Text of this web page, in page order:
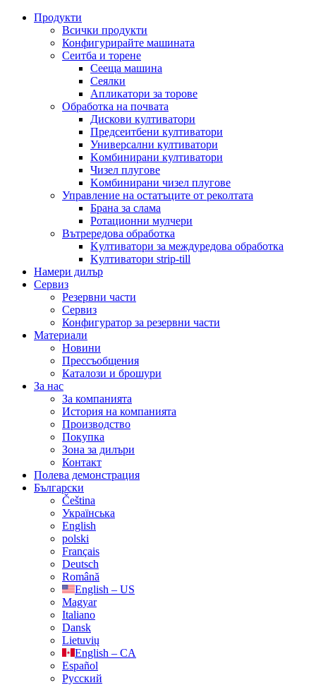
Продукти
Всички продукти
Конфигурирайте машината
Сеитба и торене
Cееща машина
Cеялки
Апликатори за торове
Обработка на почвата
Дискови култиватори
Предсеитбени култиватори
Универсални култиватори
Kомбинирани култиватори
Чизел плугове
Kомбинирани чизел плугове
Управление на остатъците от реколтата
Брана за слама
Pотационни мулчери
Вътрередова обработка
Kултиватори за междуредова обработка
Kултиватори strip-till
Намери дилър
Сервиз
Резервни части
Сервиз
Конфигуратор за резервни части
Материали
Новини
Прессъобщения
Каталози и брошури
За нас
За компанията
История на компанията
Производство
Покупка
Зона за дилъри
Контакт
Полева демонстрация
Български
Čeština
Українська
English
polski
Français
Deutsch
Română
English – US
Magyar
Italiano
Dansk
Lietuvių
English – CA
Español
Русский